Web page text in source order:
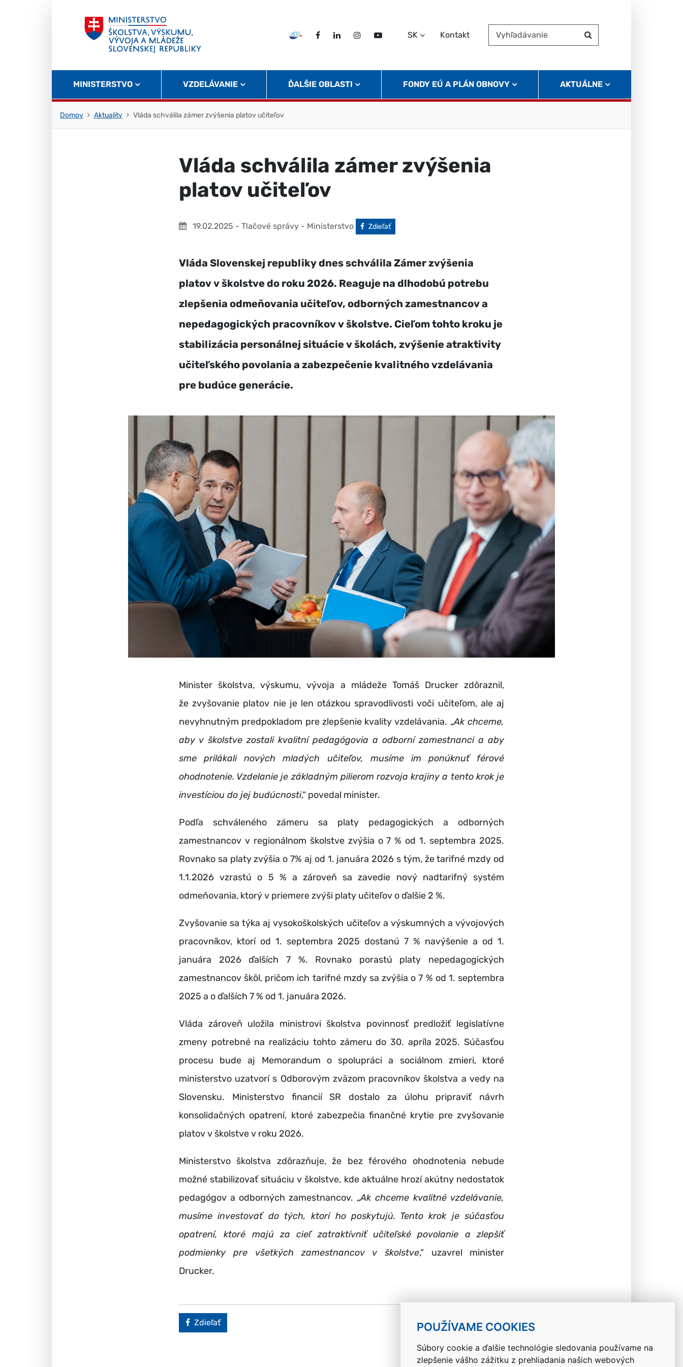
POUŽÍVAME COOKIES
Súbory cookie a ďalšie technológie sledovania používame na
zlepšenie vášho zážitku z prehliadania našich webových
EDU TVFacebookLinkedInInstagram
Twitter
SK Kontakt
Vyhľadávanie
Hľadať
MINISTERSTVO VZDELÁVANIE ĎALŠIE OBLASTI FONDY EÚ A PLÁN OBNOVY AKTUÁLNE
Domov Aktuality Vláda schválila zámer zvýšenia platov učiteľov
Vláda schválila zámer zvýšenia
platov učiteľov
19.02.2025 - Tlačové správy - Ministerstvo Facebook
Zdieľať
Vláda Slovenskej republiky dnes schválila Zámer zvýšenia
platov v školstve do roku 2026. Reaguje na dlhodobú potrebu
zlepšenia odmeňovania učiteľov, odborných zamestnancov a
nepedagogických pracovníkov v školstve. Cieľom tohto kroku je
stabilizácia personálnej situácie v školách, zvýšenie atraktivity
učiteľského povolania a zabezpečenie kvalitného vzdelávania
pre budúce generácie.
Minister školstva, výskumu, vývoja a mládeže Tomáš Drucker zdôraznil,
že zvyšovanie platov nie je len otázkou spravodlivosti voči učiteľom, ale aj
nevyhnutným predpokladom pre zlepšenie kvality vzdelávania. „Ak chceme,
aby v školstve zostali kvalitní pedagógovia a odborní zamestnanci a aby
sme prilákali nových mladých učiteľov, musíme im ponúknuť férové
ohodnotenie. Vzdelanie je základným pilierom rozvoja krajiny a tento krok je
investíciou do jej budúcnosti,“ povedal minister.
Podľa schváleného zámeru sa
platy pedagogických a odborných
zamestnancov v regionálnom školstve zvýšia o 7 % od 1. septembra 2025.
Rovnako sa platy zvýšia o 7% aj od 1. januára 2026 s tým, že tarifné mzdy od
1.1.2026 vzrastú o 5 % a zároveň sa zavedie nový nadtarifný systém
odmeňovania, ktorý v priemere zvýši platy učiteľov o ďalšie 2 %.
Zvyšovanie sa týka aj vysokoškolských učiteľov a výskumných a vývojových
pracovníkov, ktorí od 1. septembra 2025 dostanú 7 % navýšenie a od 1.
januára 2026 ďalších 7 %. Rovnako porastú platy nepedagogických
zamestnancov škôl, pričom ich tarifné mzdy sa zvýšia o 7 % od 1. septembra
2025 a o ďalších 7 % od 1. januára 2026.
Vláda zároveň uložila ministrovi školstva povinnosť predložiť legislatívne
zmeny potrebné na realizáciu tohto zámeru do 30. apríla 2025. Súčasťou
procesu bude aj
Memorandum o spolupráci a sociálnom zmieri, ktoré
ministerstvo uzatvorí s Odborovým zväzom pracovníkov školstva a vedy na
Slovensku. Ministerstvo financií SR dostalo za úlohu pripraviť návrh
konsolidačných opatrení, ktoré zabezpečia finančné krytie pre zvyšovanie
platov v školstve v roku 2026.
Ministerstvo školstva zdôrazňuje, že bez férového ohodnotenia nebude
možné stabilizovať situáciu v školstve, kde aktuálne hrozí akútny nedostatok
pedagógov a odborných zamestnancov. „Ak chceme kvalitné vzdelávanie,
musíme investovať do tých, ktorí ho poskytujú. Tento krok je súčasťou
opatrení, ktoré majú za cieľ zatraktívniť učiteľské povolanie a zlepšiť
podmienky pre všetkých zamestnancov v školstve,“ uzavrel minister
Drucker.
Facebook
Zdieľať